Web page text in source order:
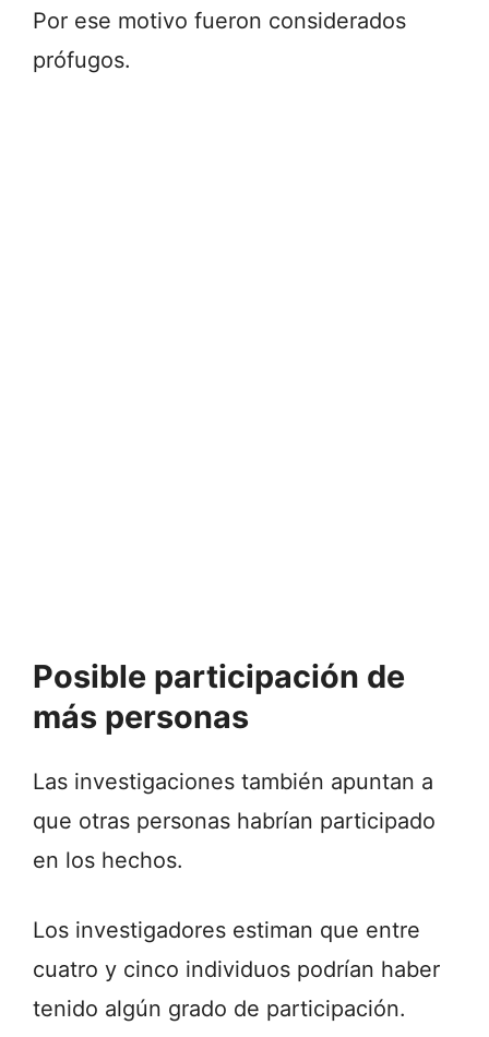
Por ese motivo fueron considerados
prófugos.
Posible participación de
más personas
Las investigaciones también apuntan a
que otras personas habrían participado
en los hechos.
Los investigadores estiman que entre
cuatro y cinco individuos podrían haber
tenido algún grado de participación.